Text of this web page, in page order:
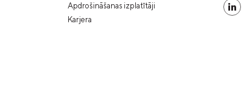
Apdrošināšanas izplatītāji
Karjera